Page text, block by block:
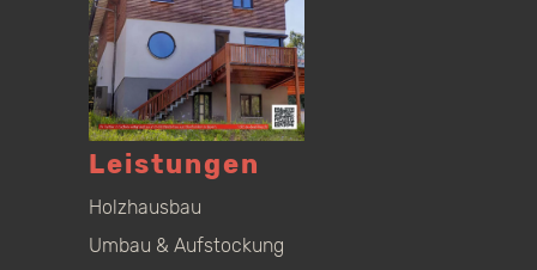
Leistungen
Holzhausbau
Umbau & Aufstockung